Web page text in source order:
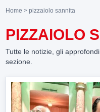
Home > pizzaiolo sannita
PIZZAIOLO
Tutte le notizie, gli
sezione.